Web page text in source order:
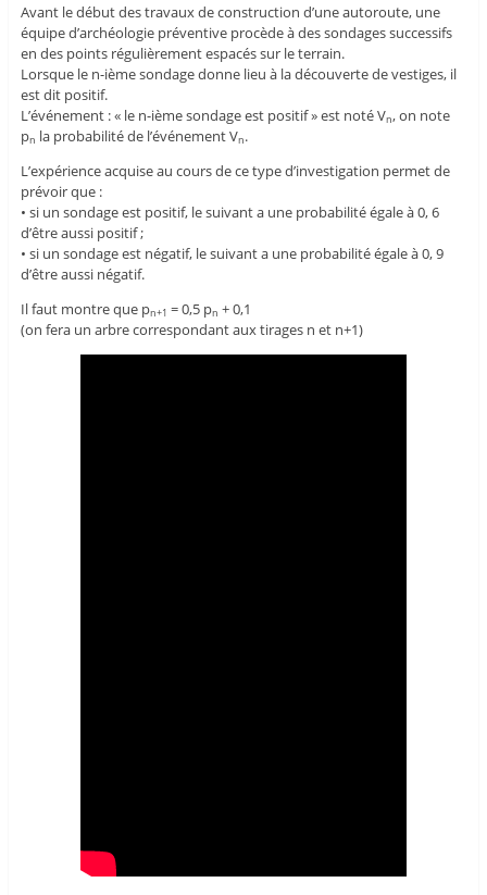
Avant le début des travaux de construction d’une autoroute, une
équipe d’archéologie préventive procède à des sondages successifs
en des points régulièrement espacés sur le terrain.
Lorsque le n-ième sondage donne lieu à la découverte de vestiges, il
est dit positif.
L’événement : « le n-ième sondage est positif » est noté Vn, on note
pn la probabilité de l’événement Vn.
L’expérience acquise au cours de ce type d’investigation permet de
prévoir que :
• si un sondage est positif, le suivant a une probabilité égale à 0, 6
d’être aussi positif ;
• si un sondage est négatif, le suivant a une probabilité égale à 0, 9
d’être aussi négatif.
Il faut montre que pn+1 = 0,5 pn + 0,1
(on fera un arbre correspondant aux tirages n et n+1)